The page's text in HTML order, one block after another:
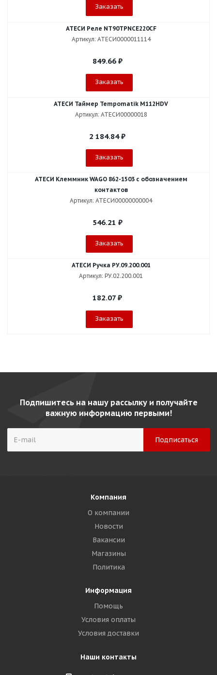
Заказать
АТЕСИ Реле NT90TPNCE220CF
Артикул: АТЕСИ0000011114
849.66₽
Заказать
АТЕСИ Таймер Tempomatik М112HDV
Артикул: АТЕСИ00000018
2 184.84₽
Заказать
АТЕСИ Клеммник WAGO 862-1503 c обозначением
контактов
Артикул: АТЕСИ00000000004
546.21 ₽
Заказать
АТЕСИ Ручка РУ.09.200.001
Артикул: РУ.02.200.001
182.07 ₽
Заказать
Подпишитесь на нашу рассылку и получайте
важную информацию первыми!
Компания
О компании
Новости
Вакансии
Магазины
Политика
Информация
Помощь
Условия оплаты
Условия доставки
Наши контакты